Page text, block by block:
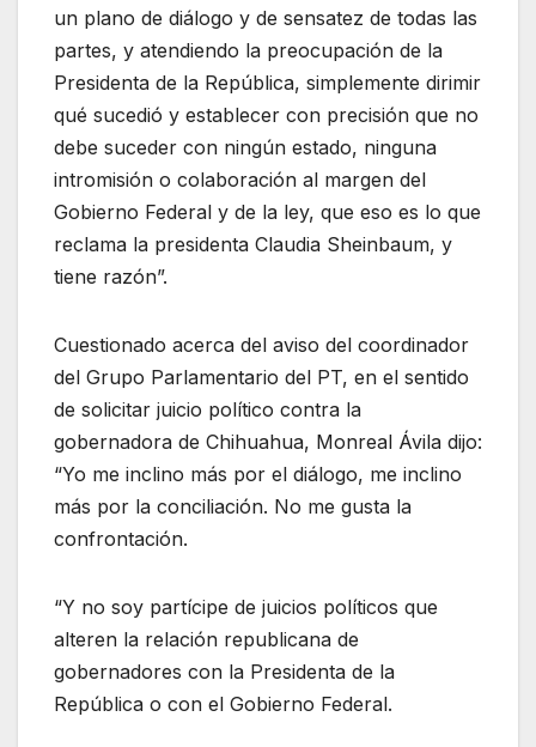
un plano de diálogo y de sensatez de todas las
partes, y atendiendo la preocupación de la
Presidenta de la República, simplemente dirimir
qué sucedió y establecer con precisión que no
debe suceder con ningún estado, ninguna
intromisión o colaboración al margen del
Gobierno Federal y de la ley, que eso es lo que
reclama la presidenta Claudia Sheinbaum, y
tiene razón”.
Cuestionado acerca del aviso del coordinador
del Grupo Parlamentario del PT, en el sentido
de solicitar juicio político contra la
gobernadora de Chihuahua, Monreal Ávila dijo:
“Yo me inclino más por el diálogo, me inclino
más por la conciliación. No me gusta la
confrontación.
“Y no soy partícipe de juicios políticos que
alteren la relación republicana de
gobernadores con la Presidenta de la
República o con el Gobierno Federal.